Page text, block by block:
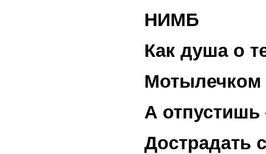
НИМБ
Как душа о
Мотылечком
А
Дострадать